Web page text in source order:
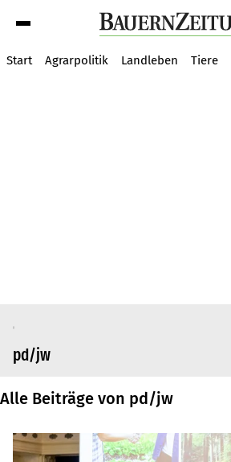
Start Agrarpolitik Landleben Tiere
pd/jw
Alle Beiträge von pd/jw